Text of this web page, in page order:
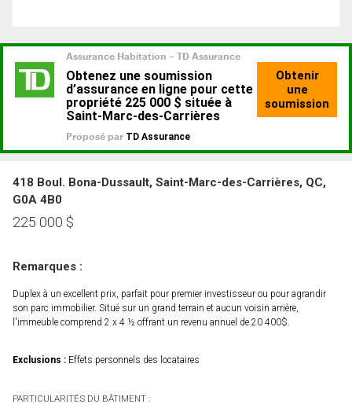
418 Boul. Bona-Dussault, Saint-Marc-des-Carrières, QC,
G0A 4B0
225 000 $
Remarques :
Duplex à un excellent prix, parfait pour premier investisseur ou pour agrandir
son parc immobilier. Situé sur un grand terrain et aucun voisin arrière,
l'immeuble comprend 2 x 4 ½ offrant un revenu annuel de 20 400$.
Exclusions : Effets personnels des locataires
PARTICULARITÉS DU BÂTIMENT :